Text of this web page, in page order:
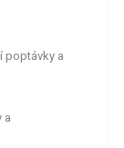
poptávky a
a